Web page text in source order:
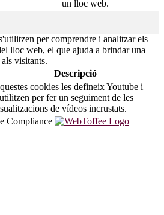
un lloc web.
per comprendre i analitzar els
lloc web, el que ajuda a brindar una
visitants.
Descripció
cookies les defineix Youtube i
per fer un seguiment de les
de vídeos incrustats.
Compliance